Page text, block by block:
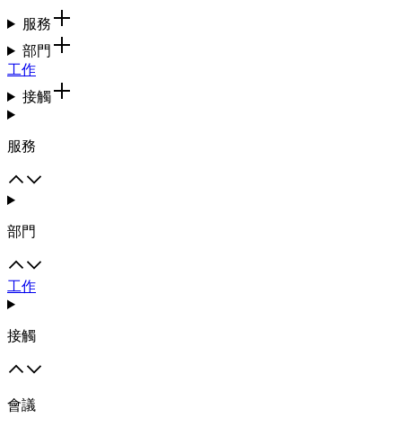
服務
部門
工作
接觸
服務
部門
工作
接觸
會議